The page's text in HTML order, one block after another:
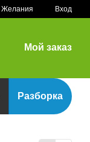
Желания Вход
Мой заказ
Разборка